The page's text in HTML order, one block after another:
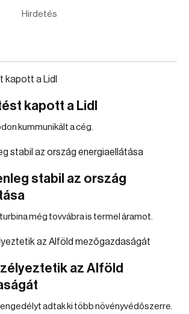
Hirdetés
kapott a Lidl
kummunikált a cég.
stabil az ország
még tovvábra is termel áramot.
az Alföld
adtak ki több növényvédőszerre.